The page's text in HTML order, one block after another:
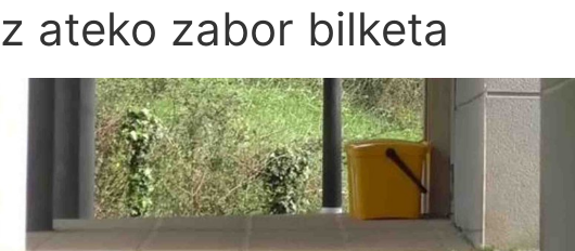
ateko zabor bilketa